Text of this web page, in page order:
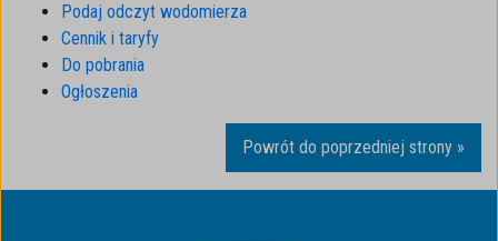
Podaj odczyt wodomierza
Cennik i taryfy
Do pobrania
Ogłoszenia
Powrót do poprzedniej strony »